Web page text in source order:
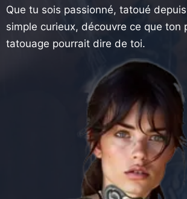
Que tu sois passionné, tatoué
simple curieux, découvre ce que ton
tatouage pourrait dire de toi.